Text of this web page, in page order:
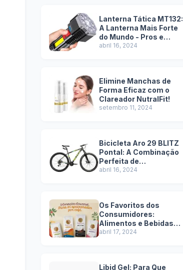
Lanterna Tática MT132:
A Lanterna Mais Forte
do Mundo - Pros e
Contras
abril 16, 2024
Elimine Manchas de
Forma Eficaz com o
Clareador NutralFit!
setembro 11, 2024
Bicicleta Aro 29 BLITZ
Pontal: A Combinação
Perfeita de
Durabilidade e Estilo -
abril 16, 2024
Os Favoritos dos
Consumidores:
Alimentos e Bebidas
Mais Vendidos na
abril 17, 2024
Libid Gel: Para Que